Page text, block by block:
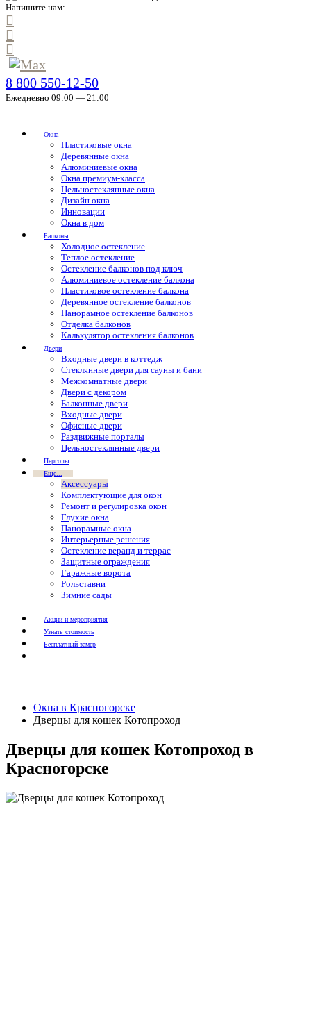
Напишите нам:
8 800 550-12-50
Ежедневно 09:00 — 21:00
Окна
Пластиковые окна
Деревянные окна
Алюминиевые окна
Окна премиум-класса
Цельностеклянные окна
Дизайн окна
Инновации
Окна в дом
Балконы
Холодное остекление
Теплое остекление
Остекление балконов под ключ
Алюминиевое остекление балкона
Пластиковое остекление балкона
Деревянное остекление балконов
Панорамное остекление балконов
Отделка балконов
Калькулятор остекления балконов
Двери
Входные двери в коттедж
Стеклянные двери для сауны и бани
Межкомнатные двери
Двери с декором
Балконные двери
Входные двери
Офисные двери
Раздвижные порталы
Цельностеклянные двери
Перголы
Еще...
Аксессуары
Комплектующие для окон
Ремонт и регулировка окон
Глухие окна
Панорамные окна
Интерьерные решения
Остекление веранд и террас
Защитные ограждения
Гаражные ворота
Рольставни
Зимние сады
Акции и мероприятия
Узнать стоимость
Бесплатный замер
Окна в Красногорске
Дверцы для кошек Котопроход
Дверцы для кошек Котопроход в
Красногорске